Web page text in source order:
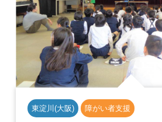
東淀川(大阪) 障がい者支援